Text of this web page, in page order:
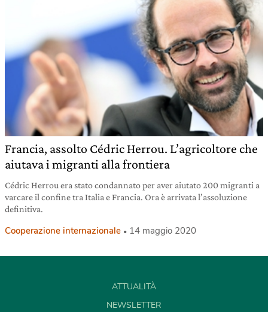
Francia, assolto Cédric Herrou. L’agricoltore che
aiutava i migranti alla frontiera
Cédric Herrou era stato condannato per aver aiutato 200 migranti a
varcare il confine tra Italia e Francia. Ora è arrivata l’assoluzione
definitiva.
Cooperazione internazionale 14 maggio 2020
ATTUALITÀ
NEWSLETTER